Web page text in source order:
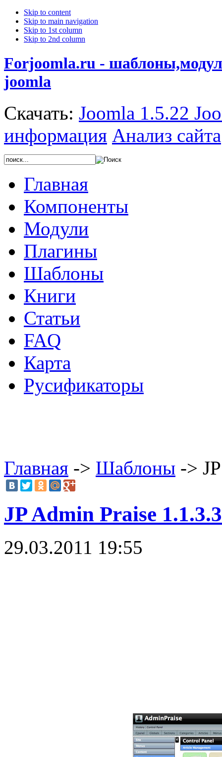
Skip to content
Skip to main navigation
Skip to 1st column
Skip to 2nd column
Forjoomla.ru -
joomla
Скачать: Joomla 1.5.22
информация Анализ сайта
Главная
Компоненты
Модули
Плагины
Шаблоны
Книги
Статьи
FAQ
Карта
Русификаторы
Главная -> Шаблоны ->
JP Admin Praise 1.1.3.3
29.03.2011 19:55